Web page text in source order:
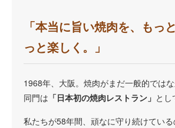
「本当に旨い焼肉を、もっ
っと楽しく。」
1968年、大阪。焼肉がまだ一般的では
同門は 「日本初の焼肉レストラン」 とし
私たちが58年間、頑なに守り続けてい